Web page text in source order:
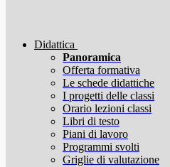
Didattica
Panoramica
Offerta formativa
Le schede didattiche
I progetti delle classi
Orario lezioni classi
Libri di testo
Piani di lavoro
Programmi svolti
Griglie di valutazione